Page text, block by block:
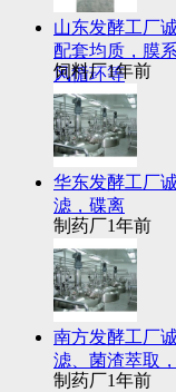
山东发酵工厂
配套均质，膜
风循环等
饲料厂1年前
华东发酵工厂
滤，碟离
制药厂1年前
南方发酵工厂
滤、菌渣萃取
制药厂1年前